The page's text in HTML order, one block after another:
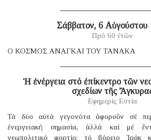
Σάββατον, 6 Αὐγούστου
Πρό 60 ἐτῶν
Ο ΚΟΣΜΟΣ ΑΝΑΓΚΑΙ ΤΟΥ ΤΑΝΑΚΑ
Ἡ ἐνέργεια στό ἐπίκεντρο τῶν
σχεδίων τῆς
Εφημερίς Εστία
Τά δύο αὐτά γεγονότα ἀφοροῦν σέ
ἐνεργειακή σημασία, ἀλλά καί μέ
γεωπολιτικό φορτίο: τό βόρειο Ἰράκ